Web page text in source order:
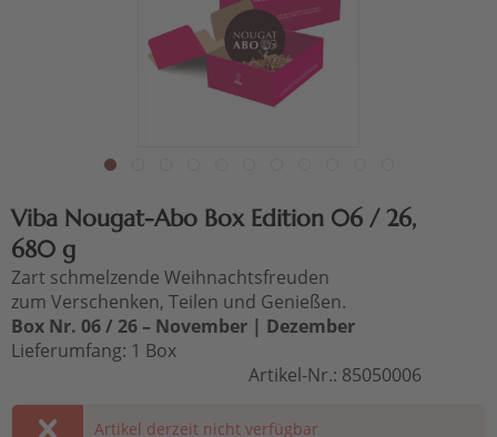
Viba Nougat-Abo Box Edition 06 / 26,
680 g
Zart schmelzende Weihnachtsfreuden
zum Verschenken, Teilen und Genießen.
Box Nr. 06 / 26 – November | Dezember
Lieferumfang: 1 Box
Artikel-Nr.: 85050006
Artikel derzeit nicht verfügbar